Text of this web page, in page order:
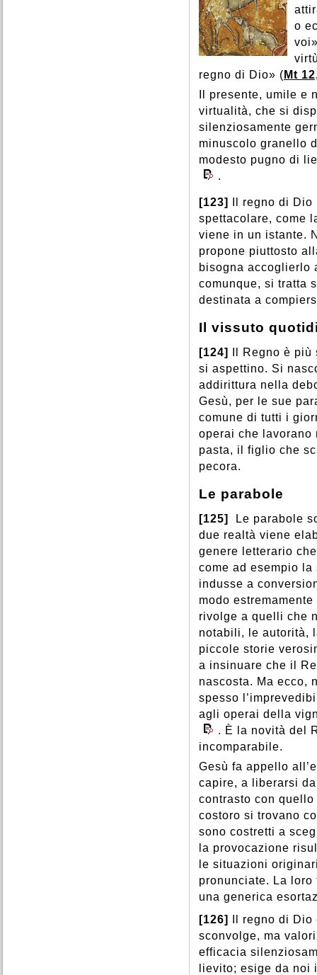
o
regno di Dio» ( Mt
Il presente, umile e
virtualità, che si
silenziosamente
minuscolo granello
modesto pugno di
.
[123]
Il regno di
spettacolare, come
viene in un istante.
propone piuttosto
bisogna accoglierlo
comunque, si tratta
destinata a
Il vissuto
[124]
Il Regno è
si aspettino. Si
addirittura nella
Gesù, per le sue
comune di tutti i
operai che
pasta, il figlio che
pecora.
Le parabole
[125]
Le parabole
due realtà viene
genere letterario
come ad esempio
indusse a
modo
rivolge a quelli che
notabili, le autorità,
piccole storie
a insinuare che il
nascosta. Ma ecco,
spesso
agli operai della
. È la novità del
incomparabile.
Gesù fa appello
capire, a liberarsi
contrasto con
costoro si trovano
sono costretti a
la provocazione
le situazioni
pronunciate. La
una generica
[126]
Il regno di
sconvolge, ma
efficacia
lievito; esige da noi